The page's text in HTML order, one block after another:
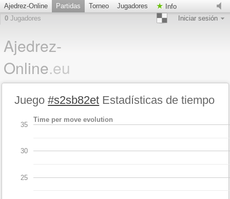
Ajedrez-Online Partidas Torneo Jugadores
Info
0 Jugadores Iniciar sesión
Ajedrez-
Online.eu
Juego#s2sb82et Estadísticas de tiempo
Time per move evolution
25
30
35